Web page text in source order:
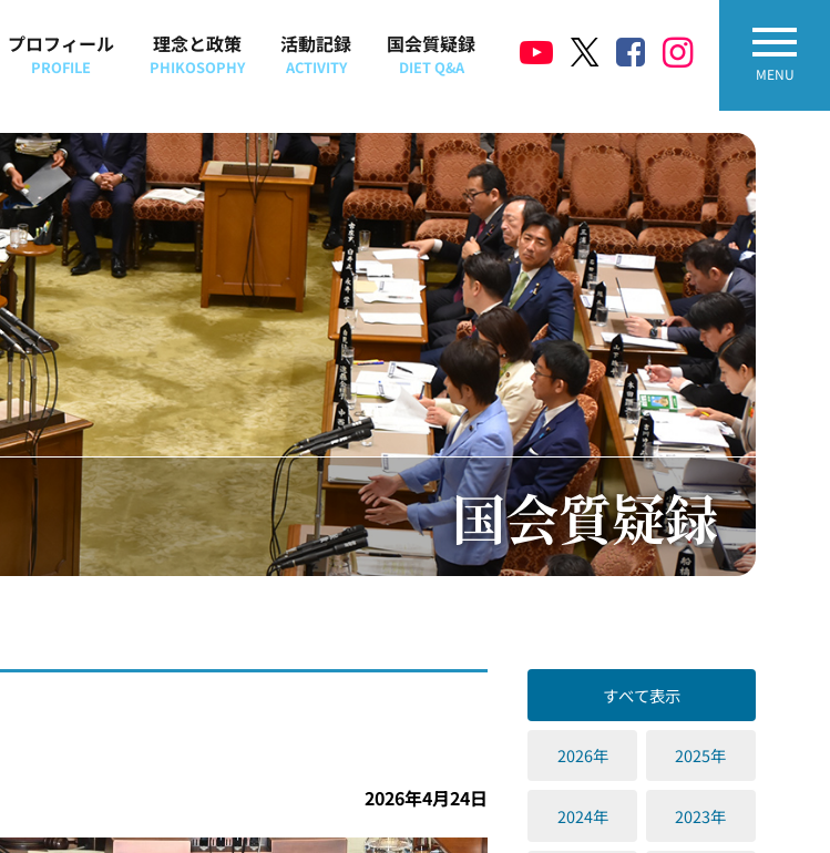
プロフィール
PROFILE
理念と政策
PHIKOSOPHY
活動記録
ACTIVITY
国会質疑録
DIET Q&A MENU
国会質疑録
2026年4月24日
すべて表示
2026年 2025年
2024年 2023年